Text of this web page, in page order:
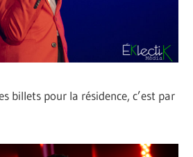
billets pour la résidence, c’est par